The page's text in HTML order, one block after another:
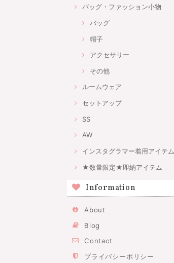
バッグ・ファッション小物
バッグ
帽子
アクセサリー
その他
ルームウェア
セットアップ
SS
AW
インスタグラマー着用アイテム
★数量限定★即納アイテム
Information
About
Blog
Contact
プライバシーポリシー